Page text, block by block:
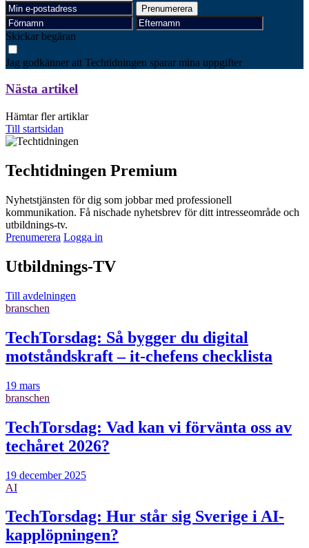
Skickar begäran
Jag godkänner att Techtidningen sparar mina uppgifter
Nästa artikel
Hämtar fler artiklar
Till startsidan
Techtidningen Premium
Nyhetstjänsten för dig som jobbar med professionell
kommunikation. Få nischade nyhetsbrev för ditt intresseområde och
utbildnings-tv.
Prenumerera Logga in
Utbildnings-TV
Till avdelningen
branschen
TechTorsdag: Så bygger du digital
motståndskraft – it-chefens checklista
19 mars
branschen
TechTorsdag: Vad kan vi förvänta oss av
techåret 2026?
19 december 2025
AI
TechTorsdag: Hur står sig Sverige i AI-
kapplöpningen?